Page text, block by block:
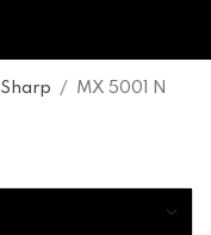
Sharp / MX 5001 N